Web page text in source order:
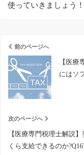
使っていきましょう！
前のページへ
【医療
にはソ
次のページへ
【医療専門税理士解説
くら支給できるのか